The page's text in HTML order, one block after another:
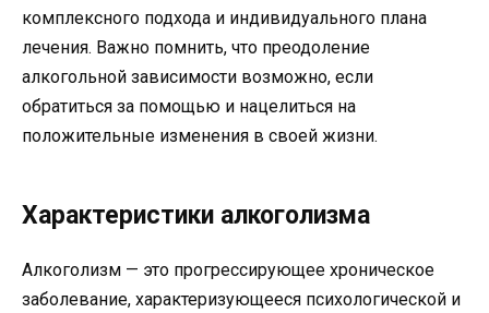
комплексного подхода и индивидуального плана
лечения. Важно помнить, что преодоление
алкогольной зависимости возможно, если
обратиться за помощью и нацелиться на
положительные изменения в своей жизни.
Характеристики алкоголизма
Алкоголизм — это прогрессирующее хроническое
заболевание, характеризующееся психологической и